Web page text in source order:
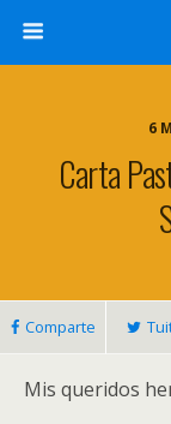
6
Carta
Comparte
Mis queridos